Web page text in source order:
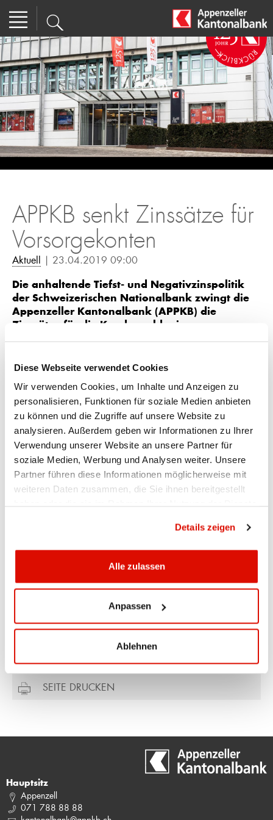
Diese Webseite verwendet Cookies
Wir verwenden Cookies, um Inhalte und Anzeigen zu
personalisieren, Funktionen für soziale Medien anbieten
zu können und die Zugriffe auf unsere Website zu
analysieren. Außerdem geben wir Informationen zu Ihrer
Verwendung unserer Website an unsere Partner für
soziale Medien, Werbung und Analysen weiter. Unsere
Partner führen diese Informationen möglicherweise mit
weiteren Daten zusammen, die Sie ihnen bereitgestellt
Details zeigen
Alle zulassen
Anpassen
Ablehnen
APPKB senkt Zinssätze für
Vorsorgekonten
Aktuell | 23.04.2019 09:00
Die anhaltende Tiefst- und Negativzinspolitik
der Schweizerischen Nationalbank zwingt die
Appenzeller Kantonalbank (APPKB) die
Zinssätze für die Kundengelder im
0,25 %. Der Zinssatz des Freizügigkeitskontos wird von
0,1 % auf neu 0,05 % reduziert. Trotz des anhaltenden
Margendrucks ist es für die APPKB weiterhin kein Thema,
Negativzinsen für alle Kunden einzuführen.
Direktor
071 788 88 00
SEITE DRUCKEN
Hauptsitz
Appenzell
071 788 88 88